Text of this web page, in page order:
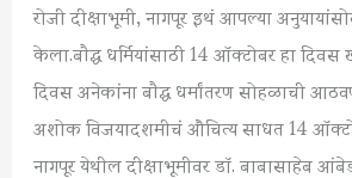
रोजी दीक्षाभूमी, नागपूर इथं आपल्या
केला.बौद्ध धर्मियांसाठी 14 ऑक्टोबर हा
दिवस अनेकांना बौद्ध धर्मांतरण सोहळाची
अशोक विजयादशमीचं औचित्य साधत 14
नागपूर येथील दीक्षाभूमीवर डॉ. बाबासाहेब